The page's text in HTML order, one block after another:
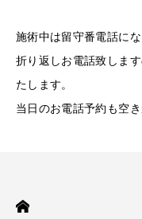
施術中は留守番電話にな
折り返しお電話致しま
たします。
当日のお電話予約も空